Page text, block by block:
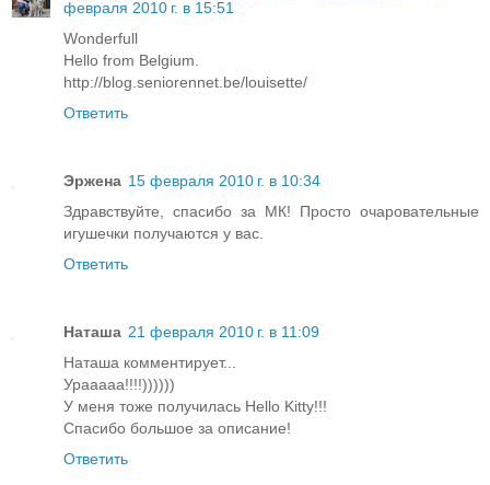
февраля 2010 г. в 15:51
Wonderfull
Hello from Belgium.
http://blog.seniorennet.be/louisette/
Ответить
Эржена 15 февраля 2010 г. в 10:34
Здравствуйте, спасибо за МК! Просто очаровательные
игушечки получаются у вас.
Ответить
Наташа 21 февраля 2010 г. в 11:09
Наташа комментирует...
Урааааа!!!!))))))
У меня тоже получилась Hello Kitty!!!
Спасибо большое за описание!
Ответить